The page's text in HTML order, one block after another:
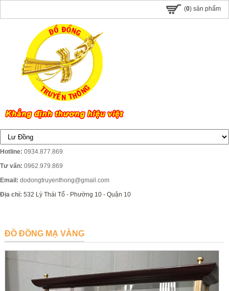
(0) sản phẩm
Hotline: 0934.877.869
Tư vấn: 0962.979.869
Email: dodongtruyenthong@gmail.com
Địa chỉ: 532 Lý Thái Tổ - Phường 10 - Quận 10
ĐỒ ĐỒNG MẠ VÀNG